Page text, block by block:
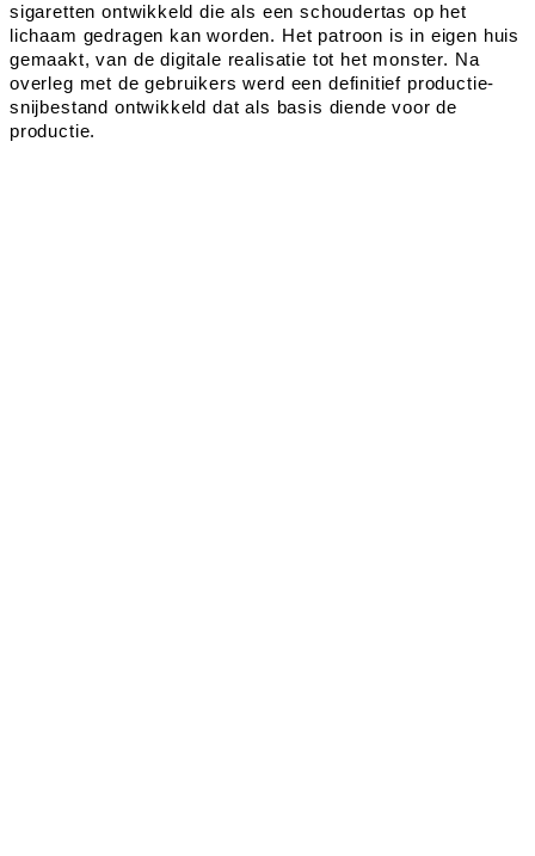
sigaretten ontwikkeld die als een schoudertas op het
lichaam gedragen kan worden. Het patroon is in eigen huis
gemaakt, van de digitale realisatie tot het monster. Na
overleg met de gebruikers werd een definitief productie-
snijbestand ontwikkeld dat als basis diende voor de
productie.